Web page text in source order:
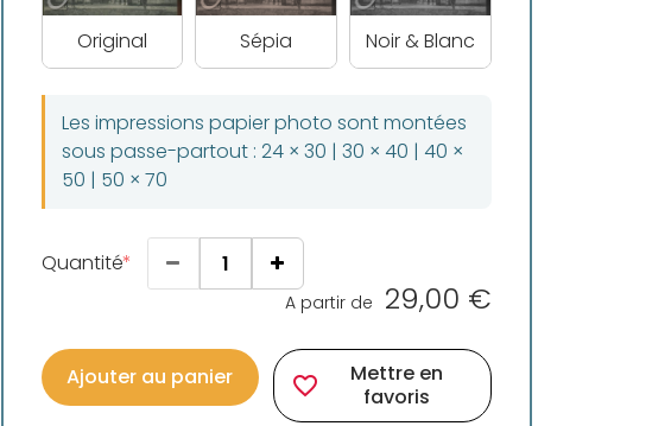
Original Sépia Noir & Blanc
Les impressions papier photo sont montées
sous passe-partout : 24 × 30 | 30 × 40 | 40 ×
50 | 50 × 70
Quantité
A partir de 29,00 €
Ajouter au panier favorite_border
Mettre en
favoris